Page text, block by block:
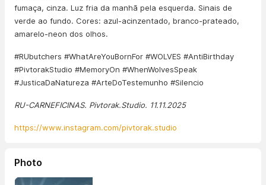
fumaça, cinza. Luz fria da manhã pela esquerda. Sinais de
verde ao fundo. Cores: azul-acinzentado, branco-prateado,
amarelo-neon dos olhos.
#RUbutchers #WhatAreYouBornFor #WOLVES #AntiBirthday
#PivtorakStudio #MemoryOn #WhenWolvesSpeak
#JusticaDaNatureza #ArteDoTestemunho #Silencio
RU-CARNEFICINAS. Pivtorak.Studio. 11.11.2025
https://www.instagram.com/pivtorak.studio
Photo